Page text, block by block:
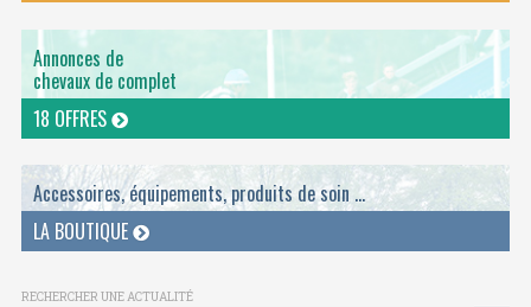
Annonces de
chevaux de complet
18 OFFRES
Accessoires, équipements, produits de soin ...
LA BOUTIQUE
RECHERCHER UNE ACTUALITÉ